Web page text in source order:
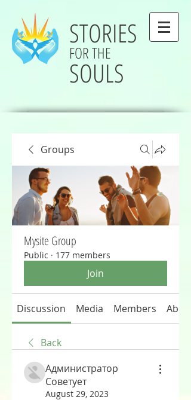
STORIES
FOR THE
SOULS
Groups
Mysite Group
Public · 177 members
Join
Discussion Media Members About
Back
Администратор
Советует
August 29, 2023